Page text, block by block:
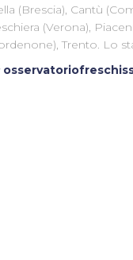
(Brescia), Cantù
(Verona),
Trento. Lo